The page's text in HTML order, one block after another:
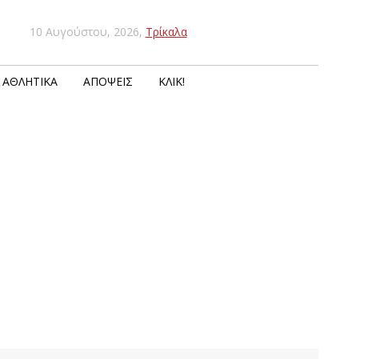
10 Αυγούστου, 2026, Τρίκαλα
ΑΘΛΗΤΙΚΆ ΑΠΌΨΕΙΣ ΚΛΙΚ!